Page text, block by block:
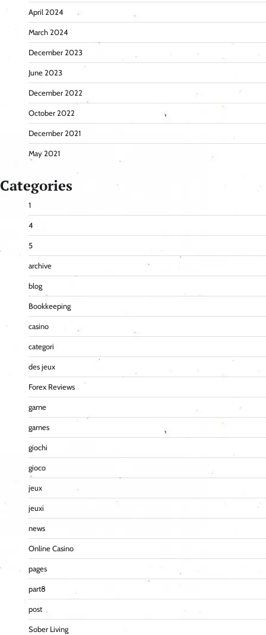
April 2024
March 2024
December 2023
June 2023
December 2022
October 2022
December 2021
May 2021
Categories
1
4
5
archive
blog
Bookkeeping
casino
categori
des jeux
Forex Reviews
game
games
giochi
gioco
jeux
jeuxi
news
Online Casino
pages
part8
post
Sober Living